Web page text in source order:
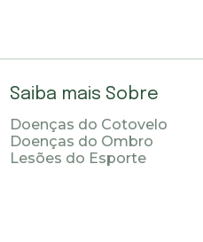
Saiba mais Sobre
Doenças do Cotovelo
Doenças do Ombro
Lesões do Esporte